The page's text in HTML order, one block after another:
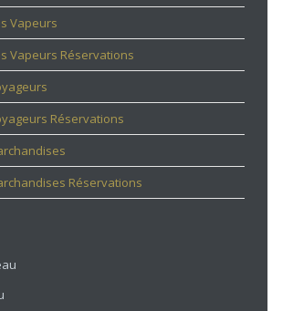
Vapeurs
Vapeurs Réservations
Réservations
Réservations